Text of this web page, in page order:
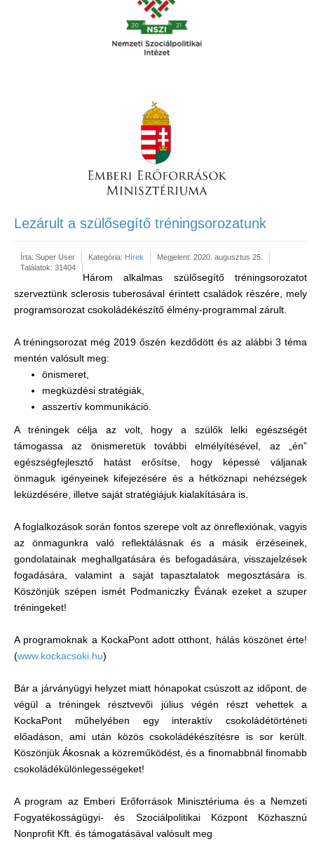
Lezárult a szülősegítő tréningsorozatunk
Írta: Super User Kategória: Hírek
Megjelent: 2020. augusztus 25.
Találatok: 31404
Három alkalmas szülősegítő tréningsorozatot
szerveztünk sclerosis tuberosával érintett családok részére, mely
programsorozat csokoládékészítő élmény-programmal zárult.
A tréningsorozat még 2019 őszén kezdődött és az alábbi 3 téma
mentén valósult meg:
önismeret,
megküzdési stratégiák,
asszertív kommunikáció.
A tréningek célja az volt, hogy a szülők lelki egészségét
támogassa az önismeretük további elmélyítésével, az „én”
egészségfejlesztő hatást erősítse, hogy képessé váljanak
önmaguk igényeinek kifejezésére és a hétköznapi nehézségek
leküzdésére, illetve saját stratégiájuk kialakítására is.
A foglalkozások során fontos szerepe volt az önreflexiónak, vagyis
az önmagunkra való reflektálásnak és a másik érzéseinek,
gondolatainak meghallgatására és befogadására, visszajelzések
fogadására, valamint a saját tapasztalatok megosztására is.
Köszönjük szépen ismét Podmaniczky Évának ezeket a szuper
tréningeket!
A programoknak a KockaPont adott otthont, hálás köszönet érte!
(www.kockacsoki.hu)
Bár a járványügyi helyzet miatt hónapokat csúszott az időpont, de
végül a tréningek résztvevői július végén részt vehettek a
KockaPont műhelyében egy interaktív csokoládétörténeti
előadáson, ami után közös csokoládékészítésre is sor került.
Köszönjük Ákosnak a közreműködést, és a finomabbnál finomabb
csokoládékülönlegességeket!
A program az Emberi Erőforrások Minisztériuma és a Nemzeti
Fogyatékosságügyi- és Szociálpolitikai Központ Közhasznú
Nonprofit Kft. és támogatásával valósult meg